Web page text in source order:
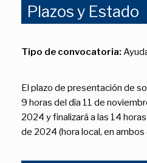
Plazos y Estado
Tipo de convocatoria:
El plazo de presentación de
9 horas del día 11 de
2024 y finalizará a las 14
de 2024 (hora local, en ambos